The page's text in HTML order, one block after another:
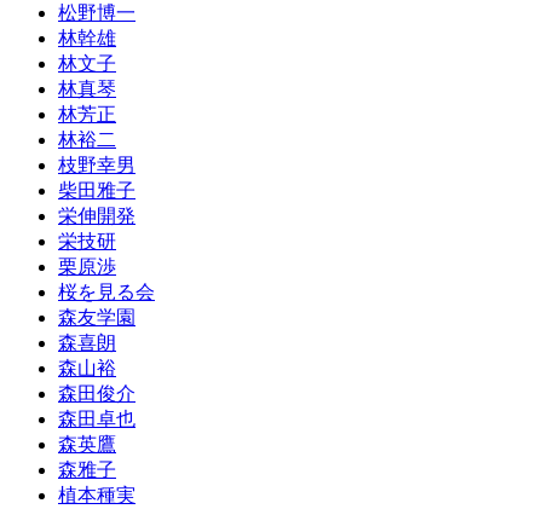
松野博一
林幹雄
林文子
林真琴
林芳正
林裕二
枝野幸男
柴田雅子
栄伸開発
栄技研
栗原渉
桜を見る会
森友学園
森喜朗
森山裕
森田俊介
森田卓也
森英鷹
森雅子
植本種実